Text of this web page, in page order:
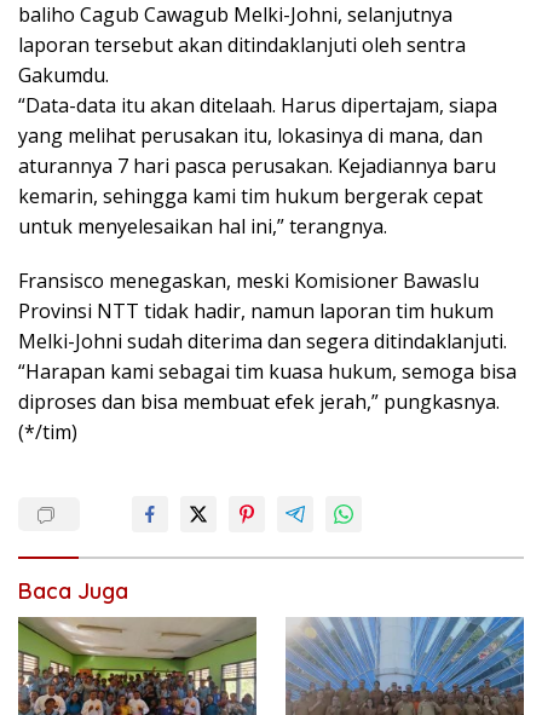
baliho Cagub Cawagub Melki-Johni, selanjutnya
laporan tersebut akan ditindaklanjuti oleh sentra
Gakumdu.
“Data-data itu akan ditelaah. Harus dipertajam, siapa
yang melihat perusakan itu, lokasinya di mana, dan
aturannya 7 hari pasca perusakan. Kejadiannya baru
kemarin, sehingga kami tim hukum bergerak cepat
untuk menyelesaikan hal ini,” terangnya.
Fransisco menegaskan, meski Komisioner Bawaslu
Provinsi NTT tidak hadir, namun laporan tim hukum
Melki-Johni sudah diterima dan segera ditindaklanjuti.
“Harapan kami sebagai tim kuasa hukum, semoga bisa
diproses dan bisa membuat efek jerah,” pungkasnya.
(*/tim)
Baca Juga